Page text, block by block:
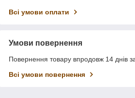
Всі умови оплати
Умови повернення
Повернення товару впродовж 14 днів
Всі умови повернення